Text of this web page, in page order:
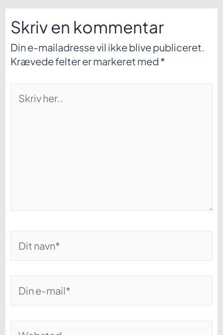
Skriv en kommentar
Din e-mailadresse vil ikke blive publiceret.
Krævede felter er markeret med *
her..
navn*
e-
mail*